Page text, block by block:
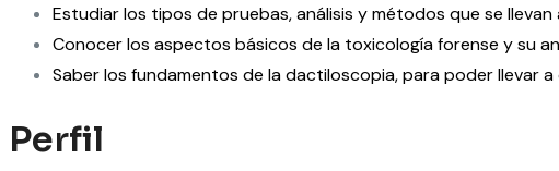
Estudiar los tipos de pruebas, análisis y métodos que se
Conocer los aspectos básicos de la toxicología forense y su
Saber los fundamentos de la dactiloscopia, para poder llevar
Perfil